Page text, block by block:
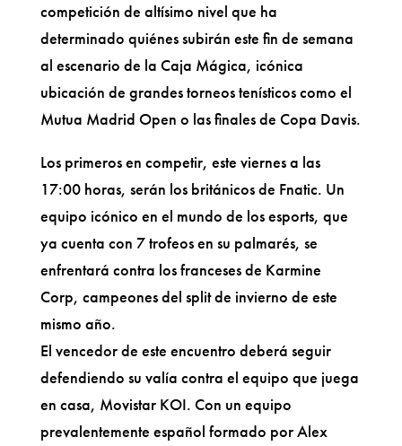
competición de altísimo nivel que ha
determinado quiénes subirán este fin de semana
al escenario de la Caja Mágica, icónica
ubicación de grandes torneos tenísticos como el
Mutua Madrid Open o las finales de Copa Davis.
Los primeros en competir, este viernes a las
17:00 horas, serán los británicos de Fnatic. Un
equipo icónico en el mundo de los esports, que
ya cuenta con 7 trofeos en su palmarés, se
enfrentará contra los franceses de Karmine
Corp, campeones del split de invierno de este
mismo año.
El vencedor de este encuentro deberá seguir
defendiendo su valía contra el equipo que juega
en casa, Movistar KOI. Con un equipo
prevalentemente español formado por Alex